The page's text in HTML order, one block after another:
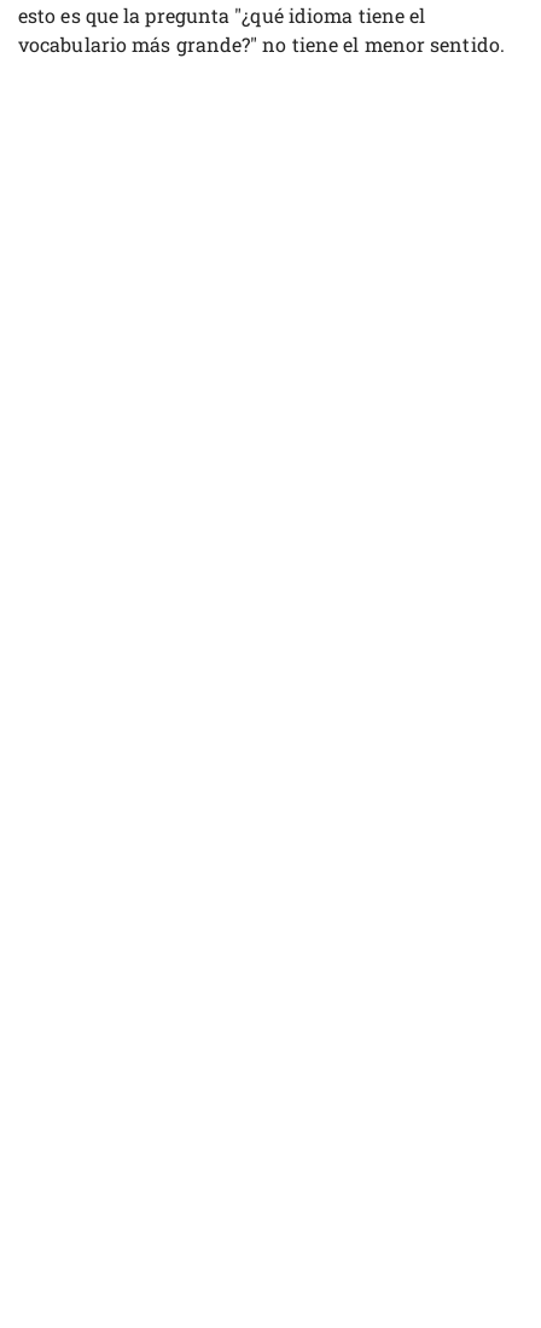
esto es que la pregunta "¿qué idioma tiene el
vocabulario más grande?" no tiene el menor sentido.